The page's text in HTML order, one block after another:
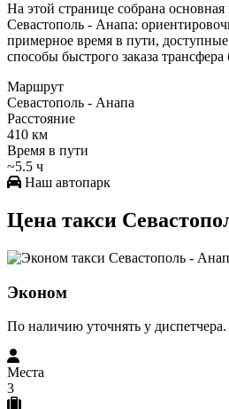
На этой странице собрана
Севастополь - Анапа:
примерное время в пути,
способы быстрого заказа
Маршрут
Севастополь - Анапа
Расстояние
410 км
Время в пути
~5.5 ч
Наш автопарк
Цена такси
Эконом
По наличию уточнять у диспетчера.
Места
3